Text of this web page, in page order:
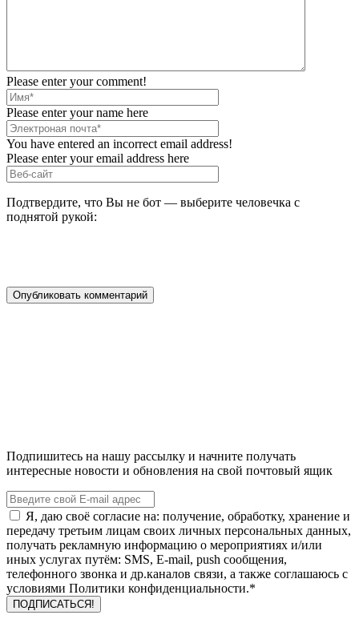
Please enter your comment!
Please enter your name here
You have entered an incorrect email address!
Please enter your email address here
Подтвердите, что Вы не бот — выберите человечка с
поднятой рукой:
Подпишитесь на нашу рассылку и начните получать
интересные новости и обновления на свой почтовый ящик
Я, даю своё согласие на: получение, обработку, хранение и
передачу третьим лицам своих личных персональных данных,
получать рекламную информацию о мероприятиях и/или
иных услугах путём: SMS, E-mail, push сообщения,
телефонного звонка и др.каналов связи, а также соглашаюсь с
условиями Политики конфиденциальности.*